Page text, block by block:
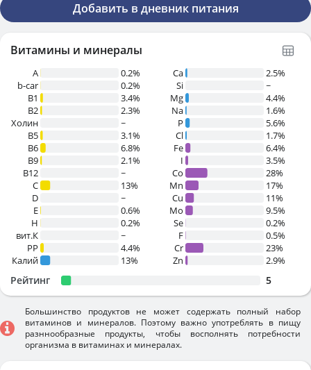
Добавить в дневник питания
Витамины и минералы
A
0.2%
b-car
0.2%
В1
3.4%
B2
2.3%
Холин
~
B5
3.1%
B6
6.8%
B9
2.1%
B12
~
C
13%
D
~
E
0.6%
H
0.2%
вит.К
~
PP
4.4%
Калий
13%
Ca
2.5%
Si
~
Mg
4.4%
Na
1.6%
P
5.6%
Cl
1.7%
Fe
6.4%
I
3.5%
Co
28%
Mn
17%
Cu
11%
Mo
9.5%
Se
0.2%
F
0.5%
Cr
23%
Zn
2.9%
Рейтинг 5
Большинство продуктов не может содержать полный набор
витаминов и минералов. Поэтому важно употреблять в пищу
разннообразные продукты, чтобы восполнять потребности
организма в витаминах и минералах.